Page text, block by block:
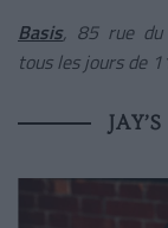
Basis, 85 rue du
tous les jours de